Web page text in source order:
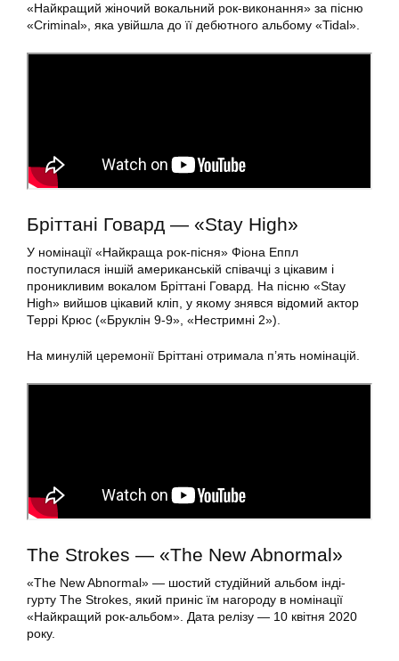
«Найкращий жіночий вокальний рок-виконання» за пісню
«Criminal», яка увійшла до її дебютного альбому «Tidal».
Бріттані Говард — «Stay High»
У номінації «Найкраща рок-пісня» Фіона Еппл
поступилася іншій американській співачці з цікавим і
проникливим вокалом Бріттані Говард. На пісню «Stay
High» вийшов цікавий кліп, у якому знявся відомий актор
Террі Крюс («Бруклін 9-9», «Нестримні 2»).
На минулій церемонії Бріттані отримала п’ять номінацій.
The Strokes — «The New Abnormal»
«The New Abnormal» — шостий студійний альбом інді-
гурту The Strokes, який приніс їм нагороду в номінації
«Найкращий рок-альбом». Дата релізу — 10 квітня 2020
року.